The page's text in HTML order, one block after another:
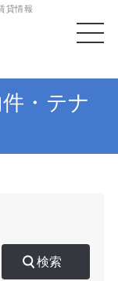
貸情報
・テナ
検索